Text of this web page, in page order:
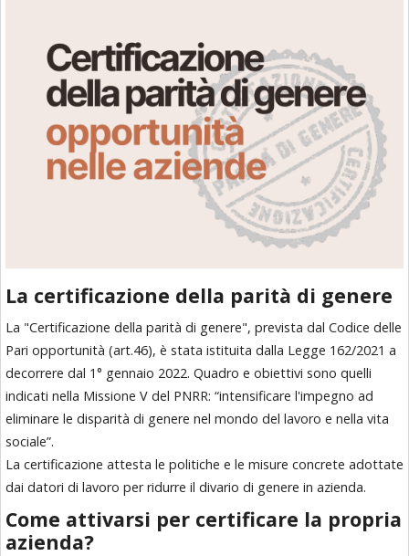
La certificazione della parità di genere
La "Certificazione della parità di genere", prevista dal Codice delle
Pari opportunità (art.46), è stata istituita dalla Legge 162/2021 a
decorrere dal 1° gennaio 2022. Quadro e obiettivi sono quelli
indicati nella Missione V del PNRR: “intensificare l'impegno ad
eliminare le disparità di genere nel mondo del lavoro e nella vita
sociale”.
La certificazione attesta le politiche e le misure concrete adottate
dai datori di lavoro per ridurre il divario di genere in azienda.
Come attivarsi per certificare la propria
azienda?